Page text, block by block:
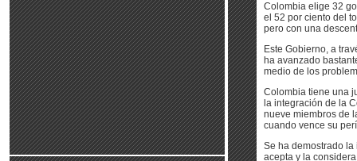
Colombia elige 32
el 52 por ciento del
pero con una
Este Gobierno, a
ha avanzado
medio de los
Colombia tiene una
la integración de la
nueve miembros de
cuando vence su
Se ha demostrado
acepta y la